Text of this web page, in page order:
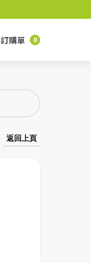
訂購單 0
返回上頁